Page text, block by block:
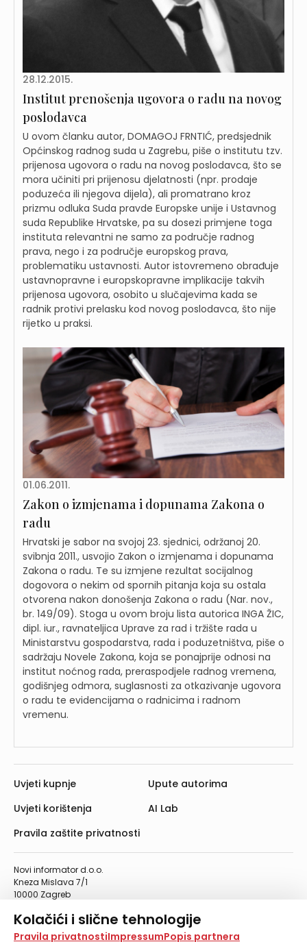
Kolačići i slične tehnologije
Na našoj web stranici koristimo kolačiće i slične
Pravila privatnostiImpressumPopis partnera
28.12.2015.
Institut prenošenja ugovora o radu na novog
poslodavca
U ovom članku autor, DOMAGOJ FRNTIĆ, predsjednik
Općinskog radnog suda u Zagrebu, piše o institutu tzv.
prijenosa ugovora o radu na novog poslodavca, što se
mora učiniti pri prijenosu djelatnosti (npr. prodaje
poduzeća ili njegova dijela), ali promatrano kroz
prizmu odluka Suda pravde Europske unije i Ustavnog
suda Republike Hrvatske, pa su dosezi primjene toga
instituta relevantni ne samo za područje radnog
prava, nego i za područje europskog prava,
problematiku ustavnosti. Autor istovremeno obrađuje
ustavnopravne i europskopravne implikacije takvih
prijenosa ugovora, osobito u slučajevima kada se
radnik protivi prelasku kod novog poslodavca, što nije
rijetko u praksi.
01.06.2011.
Zakon o izmjenama i dopunama Zakona o
radu
Hrvatski je sabor na svojoj 23. sjednici, održanoj 20.
svibnja 2011., usvojio Zakon o izmjenama i dopunama
Zakona o radu. Te su izmjene rezultat socijalnog
dogovora o nekim od spornih pitanja koja su ostala
otvorena nakon donošenja Zakona o radu (Nar. nov.,
br. 149/09). Stoga u ovom broju lista autorica INGA ŽIC,
dipl. iur., ravnateljica Uprave za rad i tržište rada u
Ministarstvu gospodarstva, rada i poduzetništva, piše o
sadržaju Novele Zakona, koja se ponajprije odnosi na
institut noćnog rada, preraspodjele radnog vremena,
godišnjeg odmora, suglasnosti za otkazivanje ugovora
o radu te evidencijama o radnicima i radnom
vremenu.
Novi informator d.o.o.
Kneza Mislava 7/1
10000 Zagreb
Telefaks: 01/4612-553
info@informator.hr
Uvjeti kupnje
Uvjeti korištenja
Pravila zaštite privatnosti
Upute autorima
AI Lab